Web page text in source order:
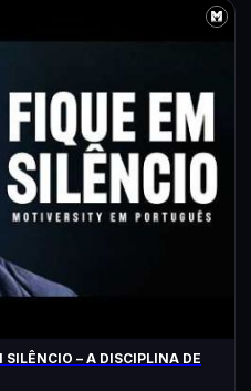
SILÊNCIO – A DISCIPLINA DE